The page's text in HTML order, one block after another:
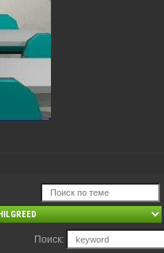
Поиск: